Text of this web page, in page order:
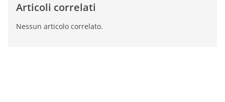
Articoli correlati
Nessun articolo correlato.